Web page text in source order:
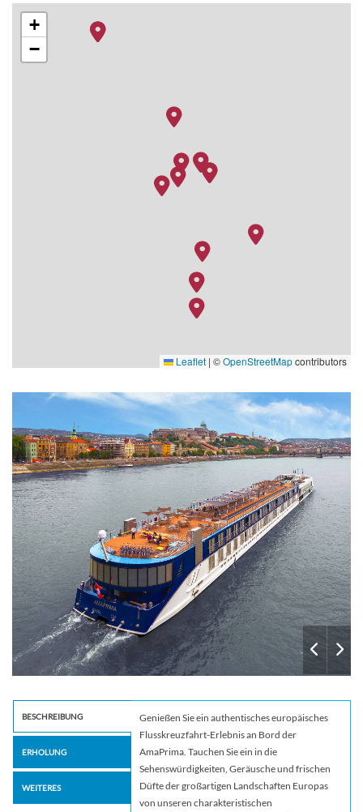
+
−
Leaflet | ©OpenStreetMapcontributors
Sun
BESCHREIBUNG
ERHOLUNG
WEITERES
Genießen Sie ein authentisches europäisches
Flusskreuzfahrt-Erlebnis an Bord der
AmaPrima. Tauchen Sie ein in die
Sehenswürdigkeiten, Geräusche und frischen
Düfte der großartigen Landschaften Europas
von unseren charakteristischen